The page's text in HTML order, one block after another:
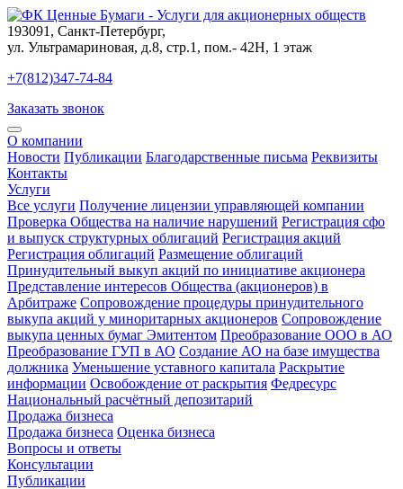
193091 , Санкт-Петербург,
ул. Ультрамариновая, д.8, стр.1, пом.- 42Н, 1 этаж
+7(812)347-74-84
Заказать звонок
О компании
Новости Публикации Благодарственные письма Реквизиты
Контакты
Услуги
Все услуги Получение лицензии управляющей компании
Проверка Общества на наличие нарушений Регистрация сфо
и выпуск структурных облигаций Регистрация акций
Регистрация облигаций Размещение облигаций
Принудительный выкуп акций по инициативе акционера
Представление интересов Общества (акционеров) в
Арбитраже Сопровождение процедуры принудительного
выкупа акций у миноритарных акционеров Сопровождение
выкупа ценных бумаг Эмитентом Преобразование ООО в АО
Преобразование ГУП в АО Создание АО на базе имущества
должника Уменьшение уставного капитала Раскрытие
информации Освобождение от раскрытия Федресурс
Национальный расчётный депозитарий
Продажа бизнеса
Продажа бизнеса Оценка бизнеса
Вопросы и ответы
Консультации
Публикации